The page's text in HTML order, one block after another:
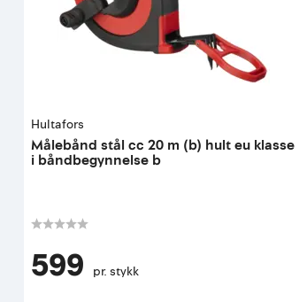
Hultafors
Målebånd stål cc 20 m (b) hult eu klasse
i båndbegynnelse b
599 pr. stykk